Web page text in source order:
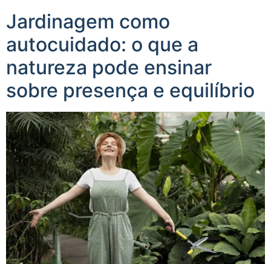
Jardinagem como
autocuidado: o que a
natureza pode ensinar
sobre presença e equilíbrio